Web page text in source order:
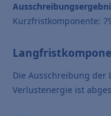
Kurzfristkomponente:
Die Ausschreibung der
Verlustenergie ist